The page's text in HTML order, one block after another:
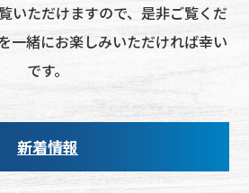
いただけますので、是非ご覧くだ
一緒にお楽しみいただければ幸い
です。
新着情報